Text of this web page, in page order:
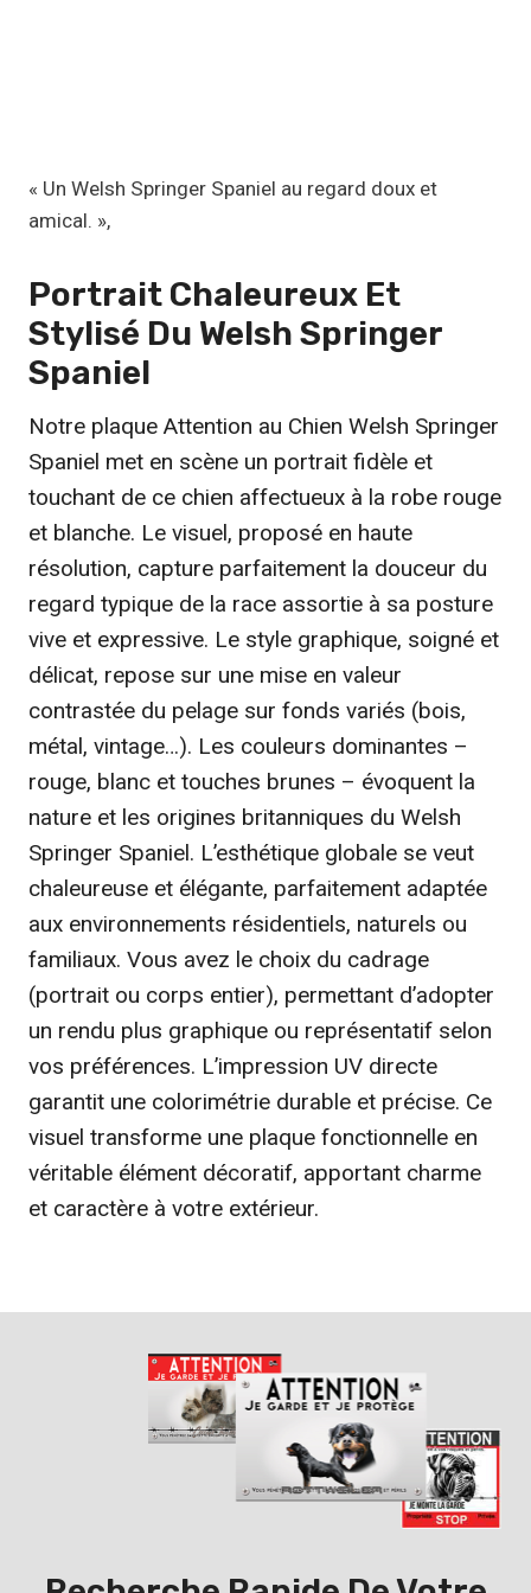
,
€
« Un Welsh Springer Spaniel au regard doux et
amical. »,
Portrait Chaleureux Et
Stylisé Du Welsh Springer
Spaniel
Notre plaque Attention au Chien Welsh Springer
Spaniel met en scène un portrait fidèle et
touchant de ce chien affectueux à la robe rouge
et blanche. Le visuel, proposé en haute
résolution, capture parfaitement la douceur du
regard typique de la race assortie à sa posture
vive et expressive. Le style graphique, soigné et
délicat, repose sur une mise en valeur
contrastée du pelage sur fonds variés (bois,
métal, vintage…). Les couleurs dominantes –
rouge, blanc et touches brunes – évoquent la
nature et les origines britanniques du Welsh
Springer Spaniel. L’esthétique globale se veut
chaleureuse et élégante, parfaitement adaptée
aux environnements résidentiels, naturels ou
familiaux. Vous avez le choix du cadrage
(portrait ou corps entier), permettant d’adopter
un rendu plus graphique ou représentatif selon
vos préférences. L’impression UV directe
garantit une colorimétrie durable et précise. Ce
visuel transforme une plaque fonctionnelle en
véritable élément décoratif, apportant charme
et caractère à votre extérieur.